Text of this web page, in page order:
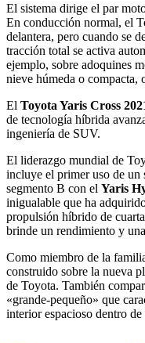
El sistema dirige el par
En conducción normal, el
delantera, pero cuando se
tracción total se activa
ejemplo, sobre adoquines
nieve húmeda o compacta,
El Toyota Yaris Cross
de tecnología híbrida
ingeniería de SUV.
El liderazgo mundial de
incluye el primer uso de
segmento B con el Yaris
inigualable que ha
propulsión híbrido de
brinde un rendimiento y
Como miembro de la
construido sobre la nueva
de Toyota. También
«grande-pequeño» que
interior espacioso dentro